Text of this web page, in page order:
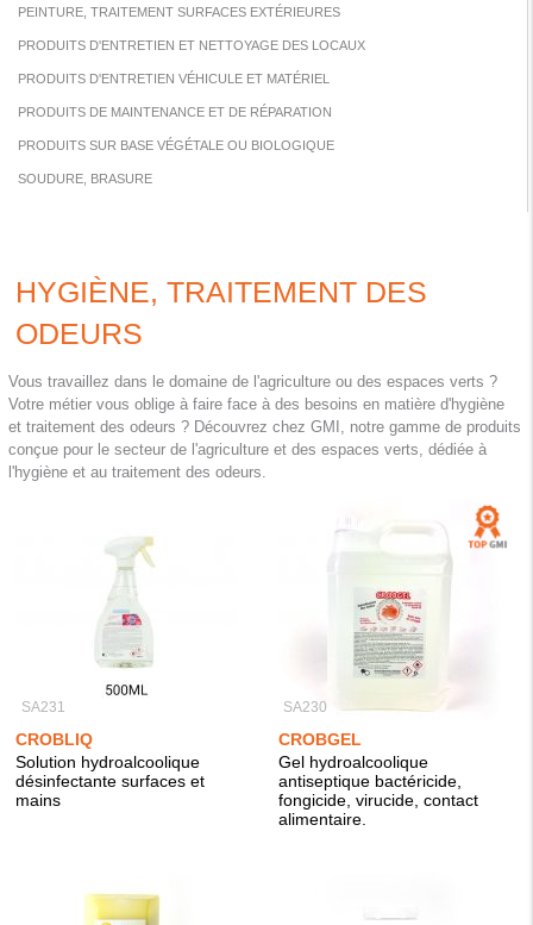
PEINTURE, TRAITEMENT SURFACES EXTÉRIEURES
PRODUITS D'ENTRETIEN ET NETTOYAGE DES LOCAUX
PRODUITS D'ENTRETIEN VÉHICULE ET MATÉRIEL
PRODUITS DE MAINTENANCE ET DE RÉPARATION
PRODUITS SUR BASE VÉGÉTALE OU BIOLOGIQUE
SOUDURE, BRASURE
HYGIÈNE, TRAITEMENT DES
ODEURS
Vous travaillez dans le domaine de l'agriculture ou des espaces verts ?
Votre métier vous oblige à faire face à des besoins en matière d'hygiène
et traitement des odeurs ? Découvrez chez GMI, notre gamme de produits
conçue pour le secteur de l'agriculture et des espaces verts, dédiée à
l'hygiène et au traitement des odeurs.
SA231
CROBLIQ
Solution hydroalcoolique
désinfectante surfaces et
mains
SA230
CROBGEL
Gel hydroalcoolique
antiseptique bactéricide,
fongicide, virucide, contact
alimentaire.